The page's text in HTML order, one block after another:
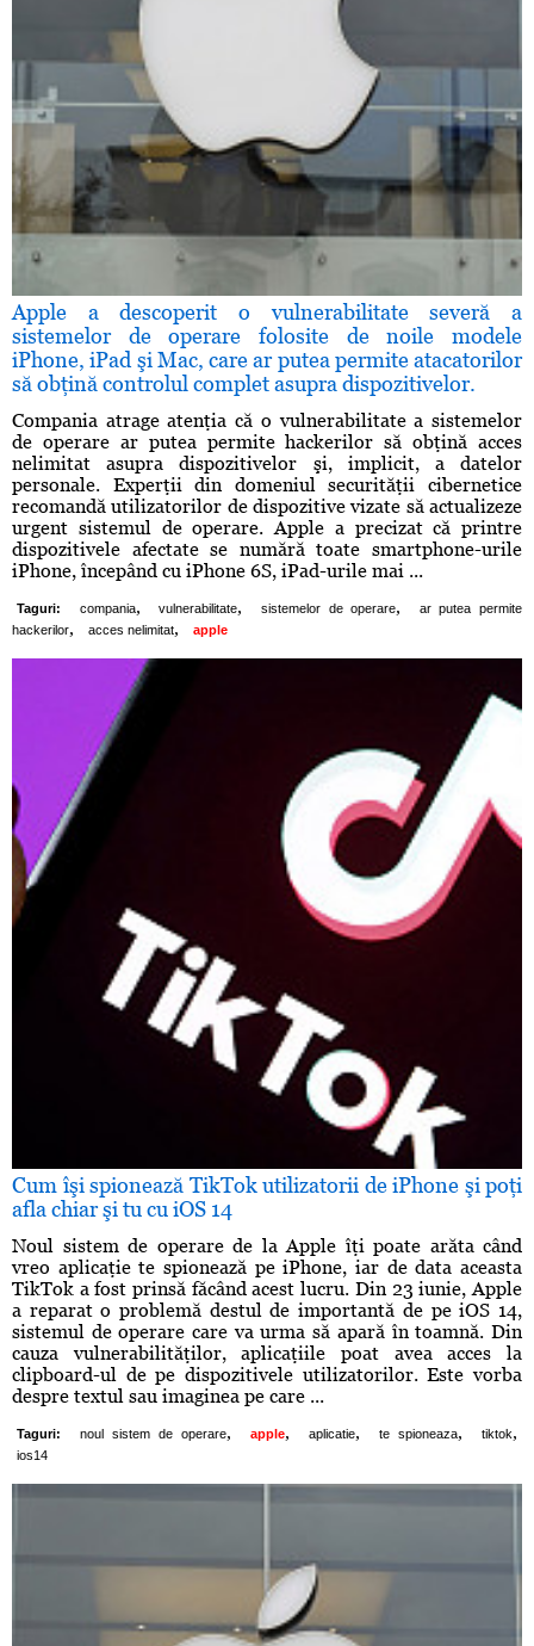
Apple a descoperit o vulnerabilitate severă a
sistemelor de operare folosite de noile modele
iPhone, iPad şi Mac, care ar putea permite atacatorilor
să obţină controlul complet asupra dispozitivelor.
Compania atrage atenţia că o vulnerabilitate a sistemelor
de operare ar putea permite hackerilor să obţină acces
nelimitat asupra dispozitivelor şi, implicit, a datelor
personale. Experţii din domeniul securităţii cibernetice
recomandă utilizatorilor de dispozitive vizate să actualizeze
urgent sistemul de operare. Apple a precizat că printre
dispozitivele afectate se numără toate smartphone-urile
iPhone, începând cu iPhone 6S, iPad-urile mai ...
Taguri: compania, vulnerabilitate, sistemelor de operare,
ar putea permite
hackerilor, acces nelimitat, apple
Cum îşi spionează TikTok utilizatorii de iPhone şi poţi
afla chiar şi tu cu iOS 14
Noul sistem de operare de la Apple îţi poate arăta când
vreo aplicaţie te spionează pe iPhone, iar de data aceasta
TikTok a fost prinsă făcând acest lucru. Din 23 iunie, Apple
a reparat o problemă destul de importantă de pe iOS 14,
sistemul de operare care va urma să apară în toamnă. Din
cauza vulnerabilităţilor, aplicaţiile poat avea acces la
clipboard-ul de pe dispozitivele utilizatorilor. Este vorba
despre textul sau imaginea pe care ...
Taguri: noul sistem de operare, apple, aplicatie, te spioneaza, tiktok,
ios14